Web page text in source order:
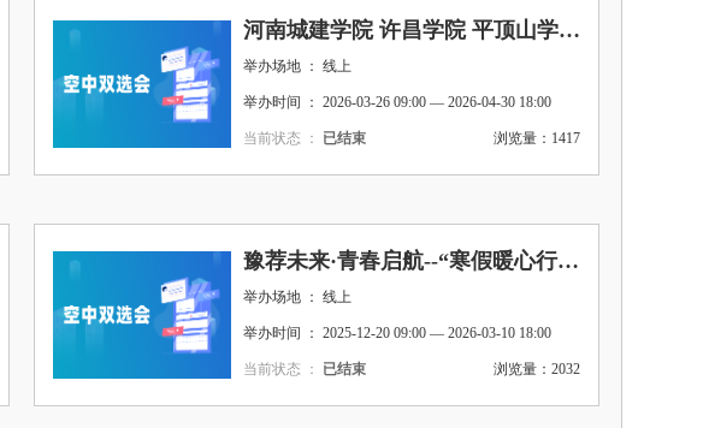
河南城建学院 许昌学院 平顶山学院2026届文、法、经、管、艺专场空中双选会
举办场地 ： 线上
举办时间 ： 2026-03-26 09:00 — 2026-04-30 18:00
浏览量：1417
当前状态 ： 已结束
豫荐未来·青春启航--“寒假暖心行动”河南城建学院豫中暨城建类分市场2026届毕业生寒假空中双选会
举办场地 ： 线上
举办时间 ： 2025-12-20 09:00 — 2026-03-10 18:00
浏览量：2032
当前状态 ： 已结束